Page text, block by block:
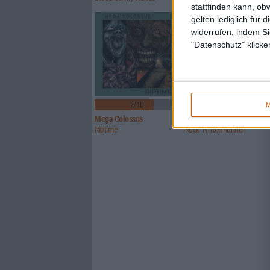
stattfinden kann,
gelten lediglich für
widerrufen, indem
"Datenschutz"
7/10
Mega Colossus
Riptime
Toad The Wet Sprocket
Rock ‘N’ Roll Runner